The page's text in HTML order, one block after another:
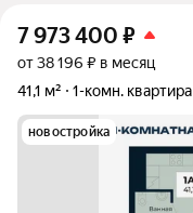
7 973 400 ₽
от 38 196 ₽ в месяц
41,1 м²
1-комн. квартира
новостройка